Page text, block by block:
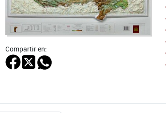
Compartir en: